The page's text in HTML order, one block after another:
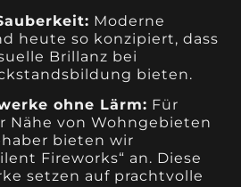
Moderne
heute so konzipiert, dass
Brillanz bei
bieten.
ohne Lärm: Für
Nähe von Wohngebieten
bieten wir
Fireworks“ an. Diese
setzen auf prachtvolle